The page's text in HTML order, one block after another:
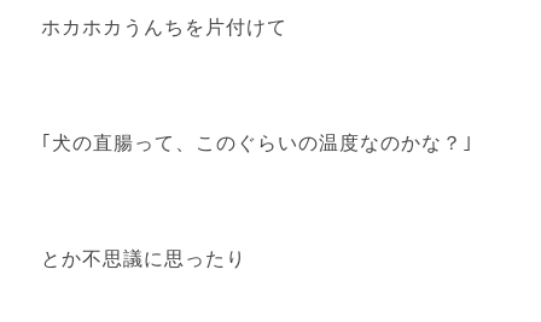
ホカホカうんちを片付けて
｢犬の直腸って、このぐらいの温度なのかな？｣
とか不思議に思ったり